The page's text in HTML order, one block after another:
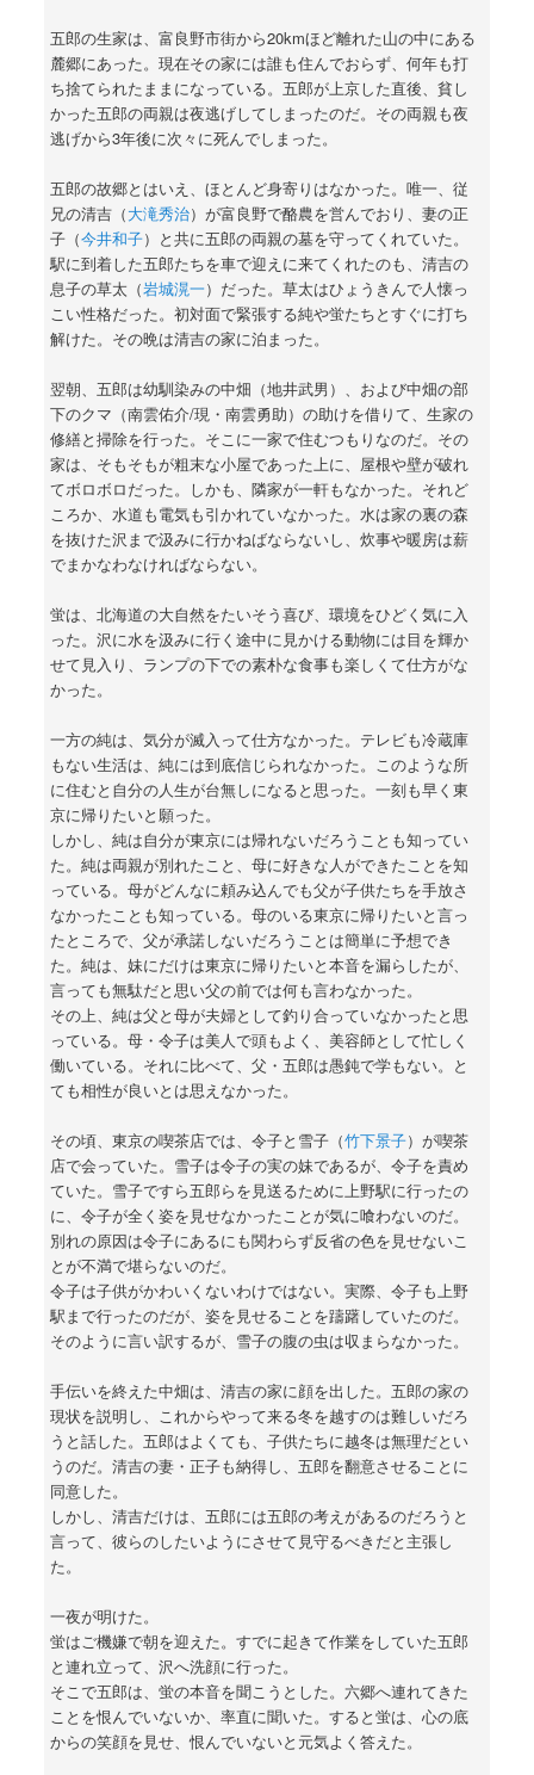
五郎の生家は、富良野市街から20kmほど離れた山の中にある
麓郷にあった。現在その家には誰も住んでおらず、何年も打
ち捨てられたままになっている。五郎が上京した直後、貧し
かった五郎の両親は夜逃げしてしまったのだ。その両親も夜
逃げから3年後に次々に死んでしまった。
五郎の故郷とはいえ、ほとんど身寄りはなかった。唯一、従
兄の清吉（大滝秀治）が富良野で酪農を営んでおり、妻の正
子（今井和子）と共に五郎の両親の墓を守ってくれていた。
駅に到着した五郎たちを車で迎えに来てくれたのも、清吉の
息子の草太（岩城滉一）だった。草太はひょうきんで人懐っ
こい性格だった。初対面で緊張する純や蛍たちとすぐに打ち
解けた。その晩は清吉の家に泊まった。
翌朝、五郎は幼馴染みの中畑（地井武男）、および中畑の部
下のクマ（南雲佑介/現・南雲勇助）の助けを借りて、生家の
修繕と掃除を行った。そこに一家で住むつもりなのだ。その
家は、そもそもが粗末な小屋であった上に、屋根や壁が破れ
てボロボロだった。しかも、隣家が一軒もなかった。それど
ころか、水道も電気も引かれていなかった。水は家の裏の森
を抜けた沢まで汲みに行かねばならないし、炊事や暖房は薪
でまかなわなければならない。
蛍は、北海道の大自然をたいそう喜び、環境をひどく気に入
った。沢に水を汲みに行く途中に見かける動物には目を輝か
せて見入り、ランプの下での素朴な食事も楽しくて仕方がな
かった。
一方の純は、気分が滅入って仕方なかった。テレビも冷蔵庫
もない生活は、純には到底信じられなかった。このような所
に住むと自分の人生が台無しになると思った。一刻も早く東
京に帰りたいと願った。
しかし、純は自分が東京には帰れないだろうことも知ってい
た。純は両親が別れたこと、母に好きな人ができたことを知
っている。母がどんなに頼み込んでも父が子供たちを手放さ
なかったことも知っている。母のいる東京に帰りたいと言っ
たところで、父が承諾しないだろうことは簡単に予想でき
た。純は、妹にだけは東京に帰りたいと本音を漏らしたが、
言っても無駄だと思い父の前では何も言わなかった。
その上、純は父と母が夫婦として釣り合っていなかったと思
っている。母・令子は美人で頭もよく、美容師として忙しく
働いている。それに比べて、父・五郎は愚鈍で学もない。と
ても相性が良いとは思えなかった。
その頃、東京の喫茶店では、令子と雪子（竹下景子）が喫茶
店で会っていた。雪子は令子の実の妹であるが、令子を責め
ていた。雪子ですら五郎らを見送るために上野駅に行ったの
に、令子が全く姿を見せなかったことが気に喰わないのだ。
別れの原因は令子にあるにも関わらず反省の色を見せないこ
とが不満で堪らないのだ。
令子は子供がかわいくないわけではない。実際、令子も上野
駅まで行ったのだが、姿を見せることを躊躇していたのだ。
そのように言い訳するが、雪子の腹の虫は収まらなかった。
手伝いを終えた中畑は、清吉の家に顔を出した。五郎の家の
現状を説明し、これからやって来る冬を越すのは難しいだろ
うと話した。五郎はよくても、子供たちに越冬は無理だとい
うのだ。清吉の妻・正子も納得し、五郎を翻意させることに
同意した。
しかし、清吉だけは、五郎には五郎の考えがあるのだろうと
言って、彼らのしたいようにさせて見守るべきだと主張し
た。
一夜が明けた。
蛍はご機嫌で朝を迎えた。すでに起きて作業をしていた五郎
と連れ立って、沢へ洗顔に行った。
そこで五郎は、蛍の本音を聞こうとした。六郷へ連れてきた
ことを恨んでいないか、率直に聞いた。すると蛍は、心の底
からの笑顔を見せ、恨んでいないと元気よく答えた。